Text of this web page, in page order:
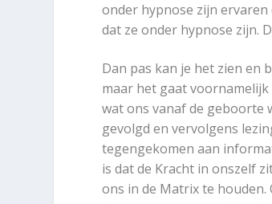
onder hypnose zijn
dat ze onder hypnose zijn.
Dan pas kan je het zien en
maar het gaat
wat ons vanaf de geboorte
gevolgd en vervolgens
tegengekomen aan
is dat de Kracht in onszelf
ons in de Matrix te houden.